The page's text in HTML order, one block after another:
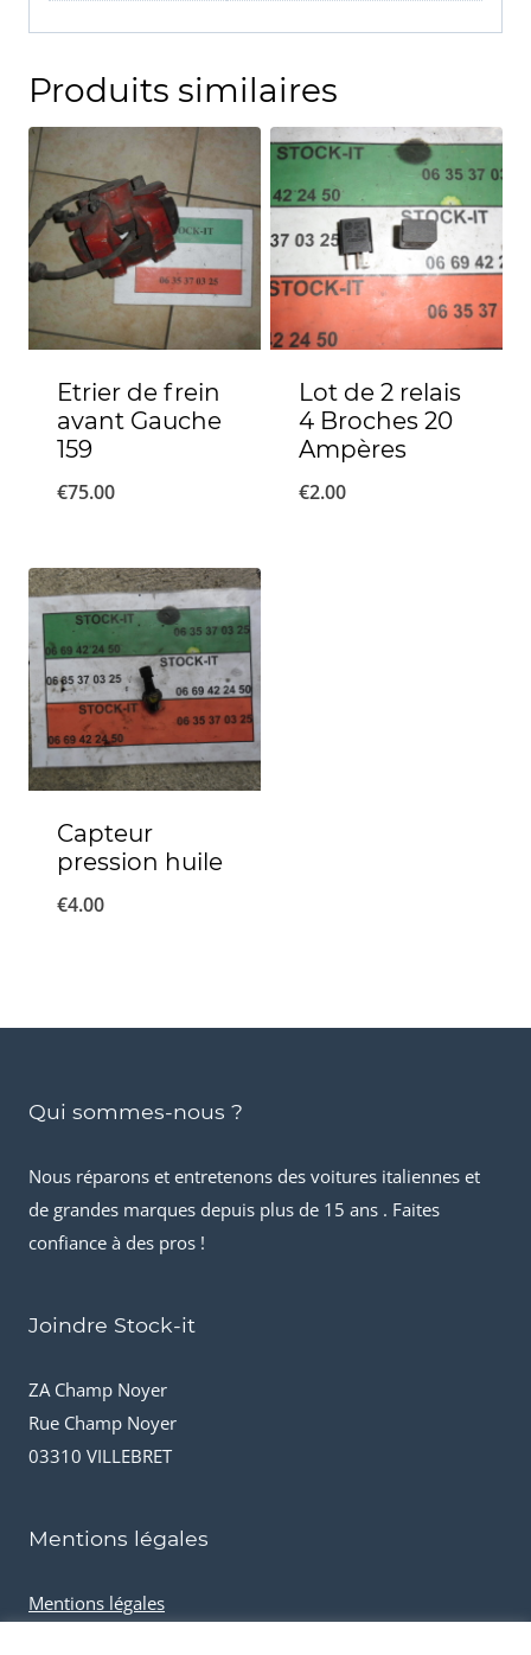
Produits similaires
Etrier de frein
avant Gauche
159
€75.00
Lot de 2 relais
4 Broches 20
Ampères
€2.00
Capteur
pression huile
€4.00
Qui sommes-nous ?
Nous réparons et entretenons des voitures italiennes et
de grandes marques depuis plus de 15 ans . Faites
confiance à des pros !
Joindre Stock-it
ZA Champ Noyer
Rue Champ Noyer
03310 VILLEBRET
Mentions légales
Mentions légales